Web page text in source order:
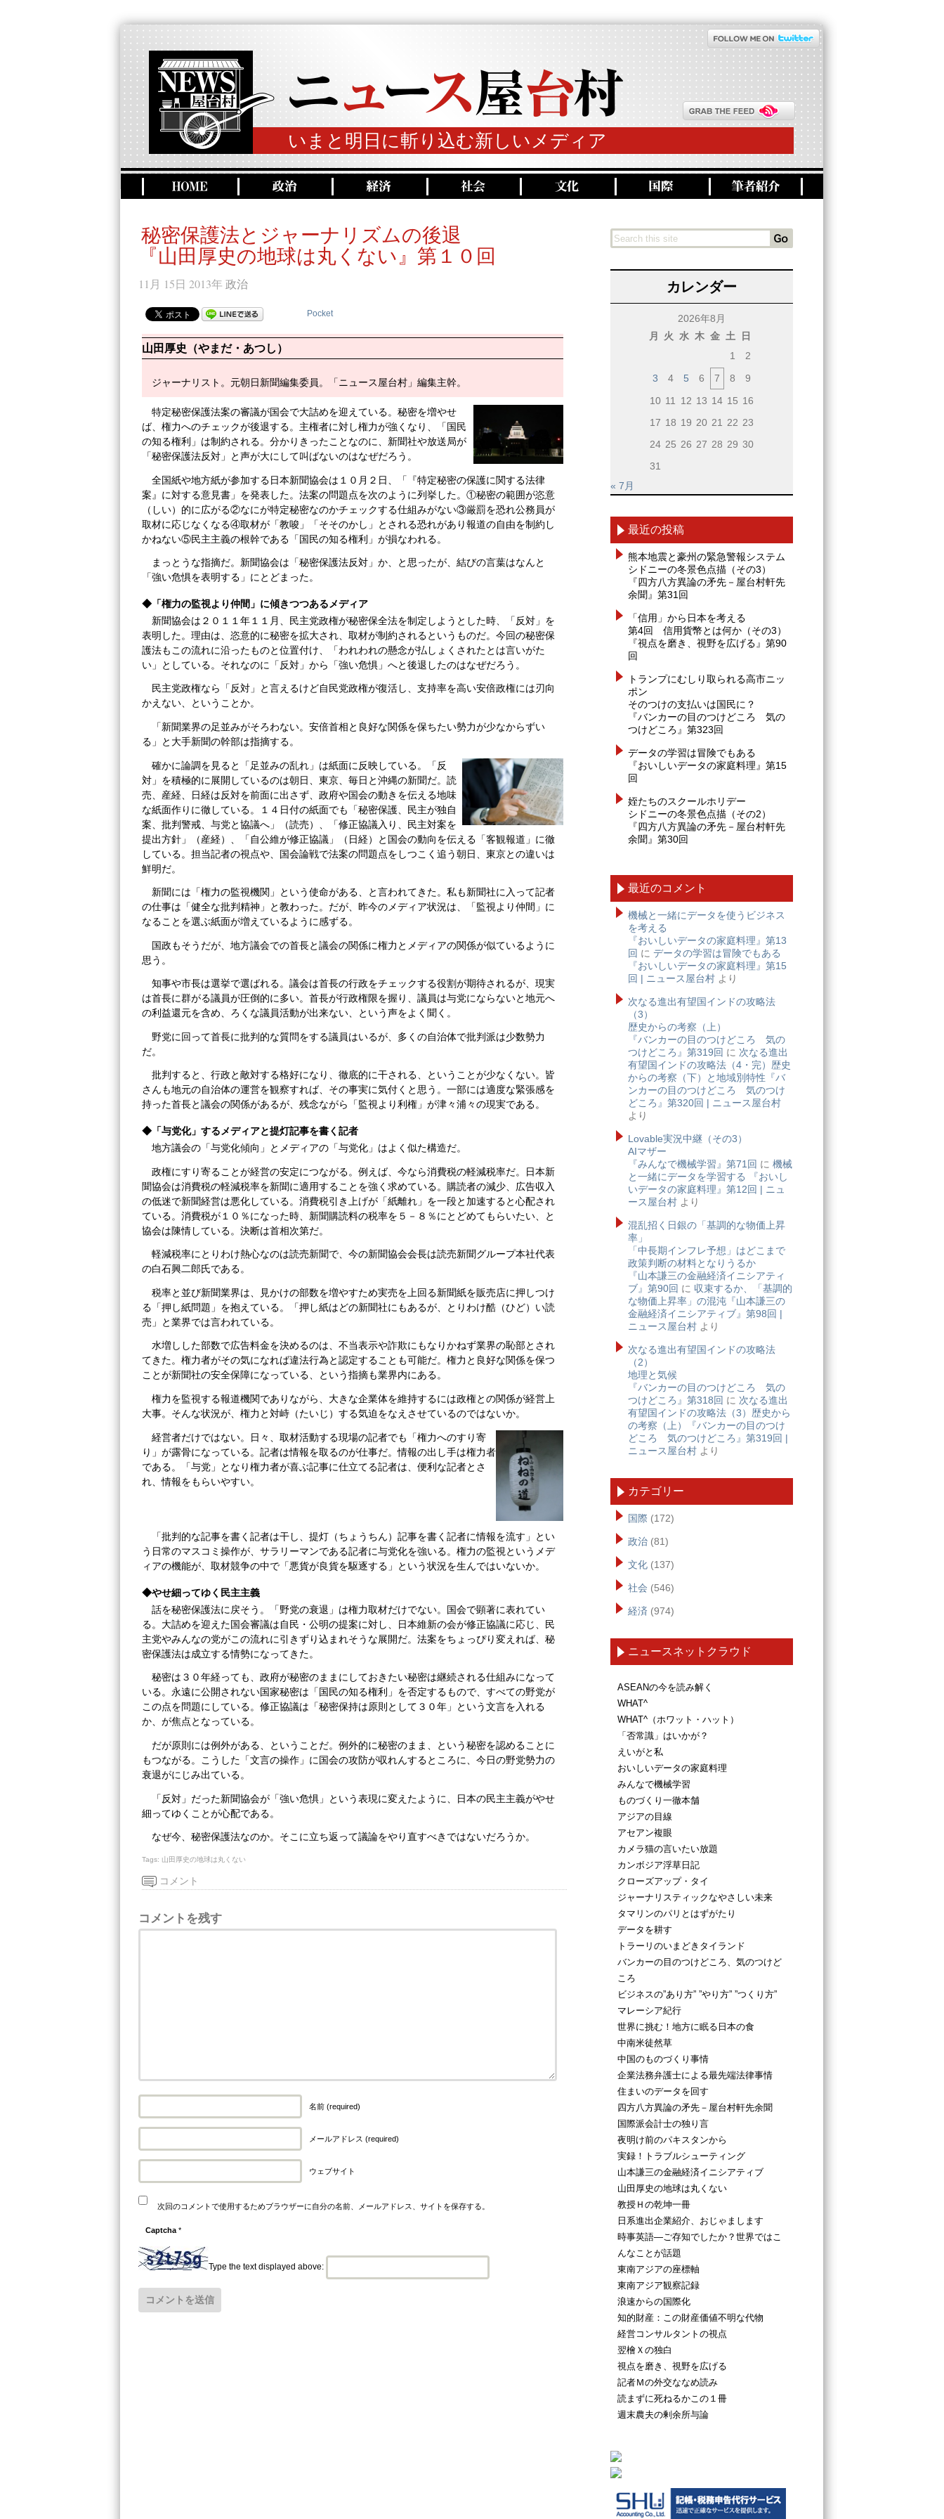
いまと明日に斬り込む新しいメディア
秘密保護法とジャーナリズムの後退
『山田厚史の地球は丸くない』第１０回
11月 15日 2013年 政治
Pocket
山田厚史（やまだ・あつし）
ジャーナリスト。元朝日新聞編集委員。「ニュース屋台村」編集主幹。
特定秘密保護法案の審議が国会で大詰めを迎えている。秘密を増やせ
ば、権力へのチェックが後退する。主権者に対し権力が強くなり、「国民
の知る権利」は制約される。分かりきったことなのに、新聞社や放送局が
「秘密保護法反対」と声が大にして叫ばないのはなぜだろう。
全国紙や地方紙が参加する日本新聞協会は１０月２日、「『特定秘密の保護に関する法律
案』に対する意見書」を発表した。法案の問題点を次のように列挙した。①秘密の範囲が恣意
（しい）的に広がる②なにが特定秘密なのかチェックする仕組みがない③厳罰を恐れ公務員が
取材に応じなくなる④取材が「教唆」「そそのかし」とされる恐れがあり報道の自由を制約し
かねない⑤民主主義の根幹である「国民の知る権利」が損なわれる。
まっとうな指摘だ。新聞協会は「秘密保護法反対」か、と思ったが、結びの言葉はなんと
「強い危惧を表明する」にとどまった。
◆「権力の監視より仲間」に傾きつつあるメディア
新聞協会は２０１１年１１月、民主党政権が秘密保全法を制定しようとした時、「反対」を
表明した。理由は、恣意的に秘密を拡大され、取材が制約されるというものだ。今回の秘密保
護法もこの流れに沿ったものと位置付け、「われわれの懸念が払しょくされたとは言いがた
い」としている。それなのに「反対」から「強い危惧」へと後退したのはなぜだろう。
民主党政権なら「反対」と言えるけど自民党政権が復活し、支持率を高い安倍政権には刃向
かえない、ということか。
「新聞業界の足並みがそろわない。安倍首相と良好な関係を保ちたい勢力が少なからずい
る」と大手新聞の幹部は指摘する。
確かに論調を見ると「足並みの乱れ」は紙面に反映している。「反
対」を積極的に展開しているのは朝日、東京、毎日と沖縄の新聞だ。読
売、産経、日経は反対を前面に出さず、政府や国会の動きを伝える地味
な紙面作りに徹している。１４日付の紙面でも「秘密保護、民主が独自
案、批判警戒、与党と協議へ」（読売）、「修正協議入り、民主対案を
提出方針」（産経）、「自公維が修正協議」（日経）と国会の動向を伝える「客観報道」に徹
している。担当記者の視点や、国会論戦で法案の問題点をしつこく追う朝日、東京との違いは
鮮明だ。
新聞には「権力の監視機関」という使命がある、と言われてきた。私も新聞社に入って記者
の仕事は「健全な批判精神」と教わった。だが、昨今のメディア状況は、「監視より仲間」に
なることを選ぶ紙面が増えているように感ずる。
国政もそうだが、地方議会での首長と議会の関係に権力とメディアの関係が似ているように
思う。
知事や市長は選挙で選ばれる。議会は首長の行政をチェックする役割が期待されるが、現実
は首長に群がる議員が圧倒的に多い。首長が行政権限を握り、議員は与党にならないと地元へ
の利益還元を含め、ろくな議員活動が出来ない、という声をよく聞く。
野党に回って首長に批判的な質問をする議員はいるが、多くの自治体で批判派は少数勢力
だ。
批判すると、行政と敵対する格好になり、徹底的に干される、ということが少なくない。皆
さんも地元の自治体の運営を観察すれば、その事実に気付くと思う。一部には適度な緊張感を
持った首長と議会の関係があるが、残念ながら「監視より利権」が津々浦々の現実である。
◆「与党化」するメディアと提灯記事を書く記者
地方議会の「与党化傾向」とメディアの「与党化」はよく似た構造だ。
政権にすり寄ることが経営の安定につながる。例えば、今なら消費税の軽減税率だ。日本新
聞協会は消費税の軽減税率を新聞に適用することを強く求めている。購読者の減少、広告収入
の低迷で新聞経営は悪化している。消費税引き上げが「紙離れ」を一段と加速すると心配され
ている。消費税が１０％になった時、新聞購読料の税率を５－８％にとどめてもらいたい、と
協会は陳情している。決断は首相次第だ。
軽減税率にとりわけ熱心なのは読売新聞で、今の新聞協会会長は読売新聞グループ本社代表
の白石興二郎氏である。
税率と並び新聞業界は、見かけの部数を増やすため実売を上回る新聞紙を販売店に押しつけ
る「押し紙問題」を抱えている。「押し紙はどの新聞社にもあるが、とりわけ酷（ひど）い読
売」と業界では言われている。
水増しした部数で広告料金を決めるのは、不当表示や詐欺にもなりかねず業界の恥部とされ
てきた。権力者がその気になれば違法行為と認定することも可能だ。権力と良好な関係を保つ
ことが新聞社の安全保障になっている、という指摘も業界内にある。
権力を監視する報道機関でありながら、大きな企業体を維持するには政権との関係が経営上
大事。そんな状況が、権力と対峙（たいじ）する気迫をなえさせているのではないか。
経営者だけではない。日々、取材活動する現場の記者でも「権力へのすり寄
り」が露骨になっている。記者は情報を取るのが仕事だ。情報の出し手は権力者
である。「与党」となり権力者が喜ぶ記事に仕立てる記者は、便利な記者とさ
れ、情報をもらいやすい。
「批判的な記事を書く記者は干し、提灯（ちょうちん）記事を書く記者に情報を流す」とい
う日常のマスコミ操作が、サラリーマンである記者に与党化を強いる。権力の監視というメデ
ィアの機能が、取材競争の中で「悪貨が良貨を駆逐する」という状況を生んではいないか。
◆やせ細ってゆく民主主義
話を秘密保護法に戻そう。「野党の衰退」は権力取材だけでない。国会で顕著に表れてい
る。大詰めを迎えた国会審議は自民・公明の提案に対し、日本維新の会が修正協議に応じ、民
主党やみんなの党がこの流れに引きずり込まれそうな展開だ。法案をちょっぴり変えれば、秘
密保護法は成立する情勢になってきた。
秘密は３０年経っても、政府が秘密のままにしておきたい秘密は継続される仕組みになって
いる。永遠に公開されない国家秘密は「国民の知る権利」を否定するもので、すべての野党が
この点を問題にしている。修正協議は「秘密保持は原則として３０年」という文言を入れる
か、が焦点となっている。
だが原則には例外がある、ということだ。例外的に秘密のまま、という秘密を認めることに
もつながる。こうした「文言の操作」に国会の攻防が収れんするところに、今日の野党勢力の
衰退がにじみ出ている。
「反対」だった新聞協会が「強い危惧」という表現に変えたように、日本の民主主義がやせ
細ってゆくことが心配である。
なぜ今、秘密保護法なのか。そこに立ち返って議論をやり直すべきではないだろうか。
Tags: 山田厚史の地球は丸くない
コメント
コメントを残す
名前 (required)
メールアドレス (required)
ウェブサイト
次回のコメントで使用するためブラウザーに自分の名前、メールアドレス、サイトを保存する。
Captcha *
Type the text displayed above:
カレンダー
2026年8月
月
火 水 木 金 土
日
1
2
3
4 5 6 7 8
9
10 11 12 13 14 15 16
17 18 19 20 21 22 23
24 25 26 27 28 29 30
31
« 7月
最近の投稿
熊本地震と豪州の緊急警報システム
シドニーの冬景色点描（その3）
『四方八方異論の矛先－屋台村軒先
余聞』第31回
「信用」から日本を考える
第4回 信用貨幣とは何か（その3）
『視点を磨き、視野を広げる』第90
回
トランプにむしり取られる高市ニッ
ポン
そのつけの支払いは国民に？
『バンカーの目のつけどころ 気の
つけどころ』第323回
データの学習は冒険でもある
『おいしいデータの家庭料理』第15
回
姪たちのスクールホリデー
シドニーの冬景色点描（その2）
『四方八方異論の矛先－屋台村軒先
余聞』第30回
最近のコメント
機械と一緒にデータを使うビジネス
を考える
『おいしいデータの家庭料理』第13
回 に データの学習は冒険でもある
『おいしいデータの家庭料理』第15
回 | ニュース屋台村 より
次なる進出有望国インドの攻略法
（3）
歴史からの考察（上）
『バンカーの目のつけどころ 気の
つけどころ』第319回 に 次なる進出
有望国インドの攻略法（4・完）歴史
からの考察（下）と地域別特性『バ
ンカーの目のつけどころ 気のつけ
どころ』第320回 | ニュース屋台村
より
Lovable実況中継（その3）
AIマザー
『みんなで機械学習』第71回 に 機械
と一緒にデータを学習する 『おいし
いデータの家庭料理』第12回 | ニュ
ース屋台村 より
混乱招く日銀の「基調的な物価上昇
率」
「中長期インフレ予想」はどこまで
政策判断の材料となりうるか
『山本謙三の金融経済イニシアティ
ブ』第90回 に 収束するか、「基調的
な物価上昇率」の混沌『山本謙三の
金融経済イニシアティブ』第98回 |
ニュース屋台村 より
次なる進出有望国インドの攻略法
（2）
地理と気候
『バンカーの目のつけどころ 気の
つけどころ』第318回 に 次なる進出
有望国インドの攻略法（3）歴史から
の考察（上）『バンカーの目のつけ
どころ 気のつけどころ』第319回 |
ニュース屋台村 より
カテゴリー
国際 (172)
政治 (81)
文化 (137)
社会 (546)
経済 (974)
ニュースネットクラウド
ASEANの今を読み解く
WHAT^
WHAT^（ホワット・ハット）
「否常識」はいかが？
えいがと私
おいしいデータの家庭料理
みんなで機械学習
ものづくり一徹本舗
アジアの目線
アセアン複眼
カメラ猫の言いたい放題
カンボジア浮草日記
クローズアップ・タイ
ジャーナリスティックなやさしい未来
タマリンのパリとはずがたり
データを耕す
トラーリのいまどきタイランド
バンカーの目のつけどころ、気のつけど
ころ
ビジネスの”あり方” ”やり方” ”つくり方”
マレーシア紀行
世界に挑む！地方に眠る日本の食
中南米徒然草
中国のものづくり事情
企業法務弁護士による最先端法律事情
住まいのデータを回す
四方八方異論の矛先－屋台村軒先余聞
国際派会計士の独り言
夜明け前のパキスタンから
実録！トラブルシューティング
山本謙三の金融経済イニシアティブ
山田厚史の地球は丸くない
教授Ｈの乾坤一冊
日系進出企業紹介、おじゃまします
時事英語―ご存知でしたか？世界ではこ
んなことが話題
東南アジアの座標軸
東南アジア観察記録
浪速からの国際化
知的財産：この財産価値不明な代物
経営コンサルタントの視点
翌檜Ｘの独白
視点を磨き、視野を広げる
記者Ｍの外交ななめ読み
読まずに死ねるかこの１冊
週末農夫の剰余所与論